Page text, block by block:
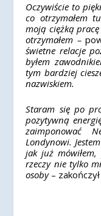
Oczywiście to
co otrzymałem
moją ciężką
otrzymałem –
świetne relacje
byłem
tym bardziej
nazwiskiem.
Staram się po
pozytywną
zaimponować
Londynowi.
jak już mówiłem,
rzeczy nie tylko
osoby –